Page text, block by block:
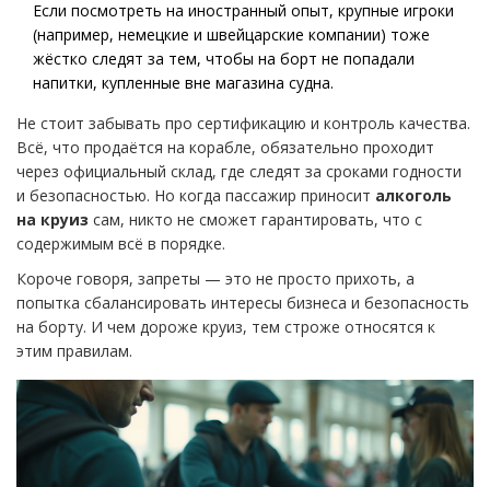
Если посмотреть на иностранный опыт, крупные игроки
(например, немецкие и швейцарские компании) тоже
жёстко следят за тем, чтобы на борт не попадали
напитки, купленные вне магазина судна.
Не стоит забывать про сертификацию и контроль качества.
Всё, что продаётся на корабле, обязательно проходит
через официальный склад, где следят за сроками годности
и безопасностью. Но когда пассажир приносит алкоголь
на круиз сам, никто не сможет гарантировать, что с
содержимым всё в порядке.
Короче говоря, запреты — это не просто прихоть, а
попытка сбалансировать интересы бизнеса и безопасность
на борту. И чем дороже круиз, тем строже относятся к
этим правилам.